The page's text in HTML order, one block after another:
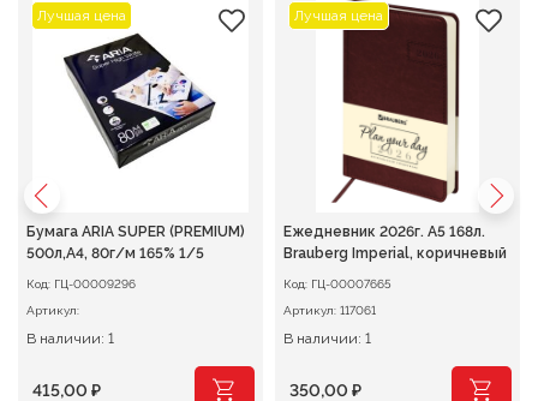
Лучшая цена
Бумага ARIA SUPER (PREMIUM)
500л,A4, 80г/м 165% 1/5
Код: ГЦ-00009296
Артикул:
В наличии: 1
415,00 ₽
Лучшая цена
Ежедневник 2026г. А5 168л.
Brauberg Imperial, коричневый
Код: ГЦ-00007665
Артикул: 117061
В наличии: 1
350,00 ₽